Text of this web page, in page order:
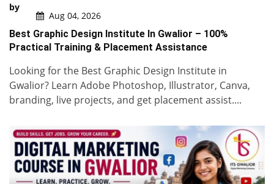
by
Aug 04, 2026
Best Graphic Design Institute In Gwalior – 100%
Practical Training & Placement Assistance
Looking for the Best Graphic Design Institute in
Gwalior? Learn Adobe Photoshop, Illustrator, Canva,
branding, live projects, and get placement assist....